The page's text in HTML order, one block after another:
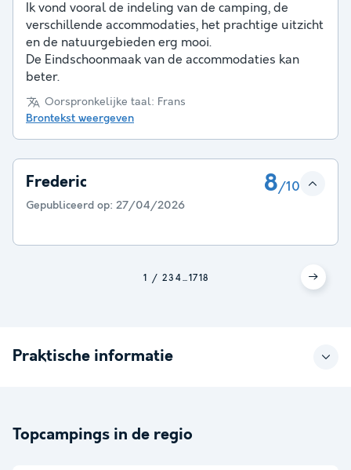
Ik vond vooral de indeling van de camping, de
verschillende accommodaties, het prachtige uitzicht
en de natuurgebieden erg mooi.
De Eindschoonmaak van de accommodaties kan
beter.
Oorspronkelijke taal: Frans
Brontekst weergeven
Frederic 8/10
Gepubliceerd op: 27/04/2026
1 23 4 1718
Praktische informatie
Topcampings in de regio